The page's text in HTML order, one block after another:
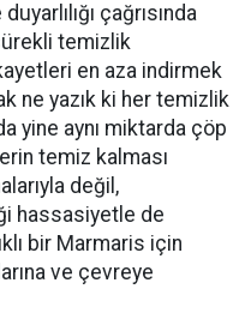
çağrısında
temizlik
en aza indirmek
ne yazık ki her temizlik
yine aynı miktarda çöp
temiz kalması
değil,
hassasiyetle de
bir Marmaris için
ve çevreye